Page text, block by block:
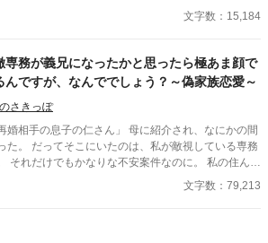
きく動き出す。 冷酷と恐れられる皇帝が、
けには甘すぎて――。
文字数：15,184
専務が義兄になったかと思ったら極あま顔で
んですが、なんででしょう？～偽家族恋愛～
さきっぽ
息子の仁さん」 母に紹介され、なにかの間
た。 だってそこにいたのは、私が敵視している専務
で
下着泥が出た話題から、さらに。 「そうだ、仁
いい」 なーんて義父になる人が言い出
文字数：79,213